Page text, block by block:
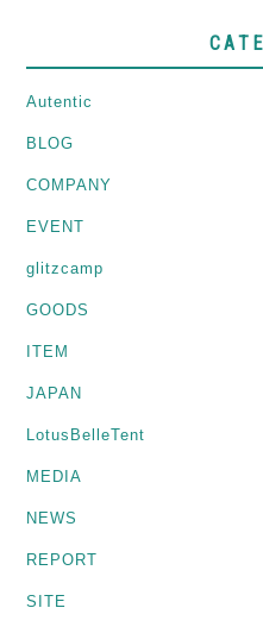
Autentic
BLOG
COMPANY
EVENT
glitzcamp
GOODS
ITEM
JAPAN
LotusBelleTent
MEDIA
NEWS
REPORT
SITE